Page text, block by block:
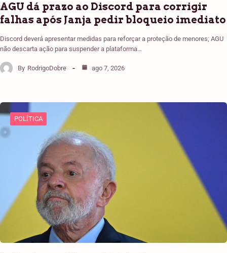
AGU dá prazo ao Discord para corrigir
falhas após Janja pedir bloqueio imediato
Discord deverá apresentar medidas para reforçar a proteção de menores; AGU
não descarta ação para suspender a plataforma…
By RodrigoDobre ago 7, 2026
POLÍTICA